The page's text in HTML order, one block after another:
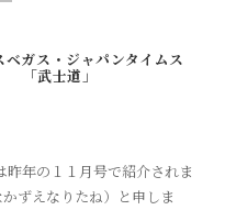
ベガス・ジャパンタイムス
「武士道」
年の１１月号で紹介されま
ずえなりたね）と申しま